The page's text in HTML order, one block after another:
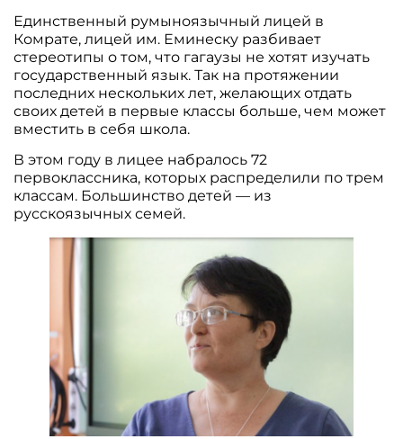
Единственный румыноязычный лицей в
Комрате, лицей им. Еминеску разбивает
стереотипы о том, что гагаузы не хотят изучать
государственный язык. Так на протяжении
последних нескольких лет, желающих отдать
своих детей в первые классы больше, чем может
вместить в себя школа.
В этом году в лицее набралось 72
первоклассника, которых распределили по трем
классам. Большинство детей — из
русскоязычных семей.